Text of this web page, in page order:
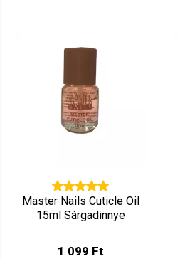
Master Nails Cuticle Oil
15ml Sárgadinnye
1 099 Ft